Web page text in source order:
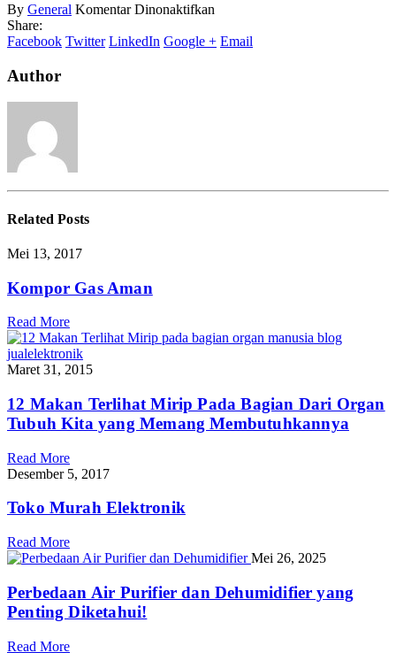
By General Komentar Dinonaktifkan
Blender
Share:
Facebook Twitter LinkedIn Google + Email
Author
RelatedPosts
Mei 13, 2017
Kompor Gas Aman
Read More
Maret 31, 2015
12 Makan Terlihat Mirip Pada Bagian Dari Organ
Tubuh Kita yang Memang Membutuhkannya
Read More
Desember 5, 2017
Toko Murah Elektronik
Read More
Mei 26, 2025
Perbedaan Air Purifier dan Dehumidifier yang
Penting Diketahui!
Read More